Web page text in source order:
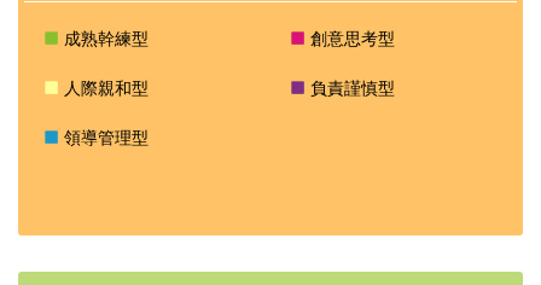
成熟幹練型 創意思考型
人際親和型 負責謹慎型
領導管理型